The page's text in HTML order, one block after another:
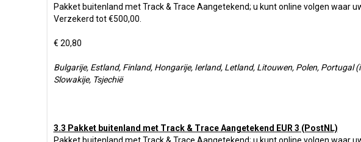
Pakket buitenland met Track & Trace Aangetekend; u kunt online volgen waar
Verzekerd tot €500,00.
€ 20,80
Bulgarije, Estland, Finland, Hongarije, Ierland, Letland, Litouwen, Polen, Portugal
Slowakije, Tsjechië
3.3 Pakket buitenland met Track & Trace Aangetekend EUR 3 (PostNL)